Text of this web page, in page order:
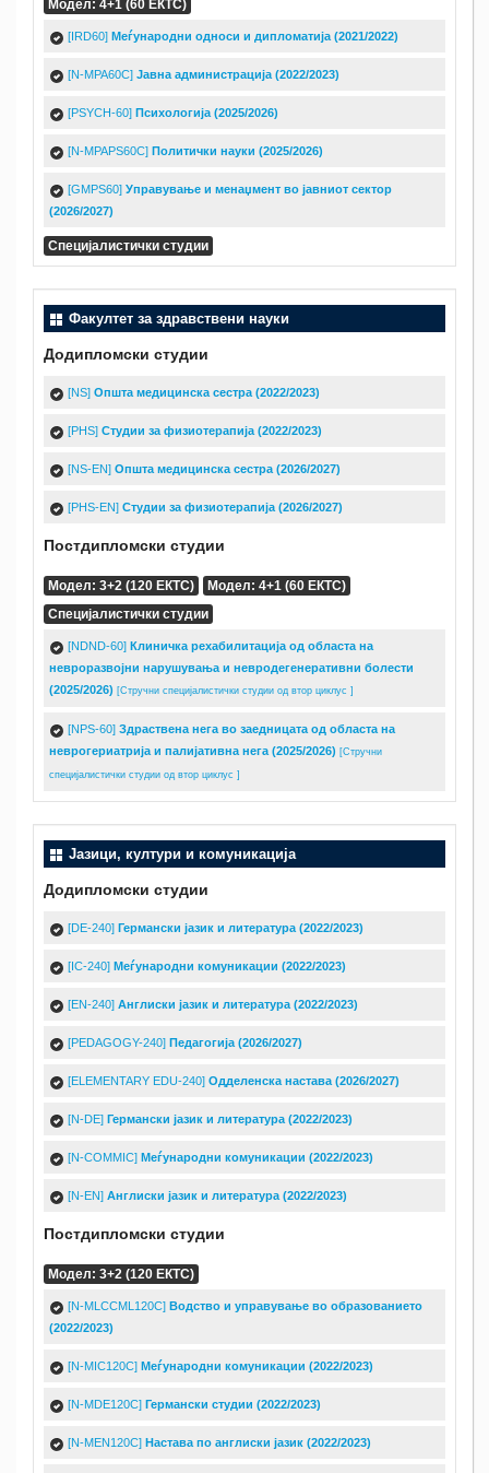
Модел: 4+1 (60 ЕКТС)
[IRD60] Меѓународни односи и дипломатија (2021/2022)
[N-MPA60C] Јавна администрација (2022/2023)
[PSYCH-60] Психологија (2025/2026)
[N-MPAPS60C] Политички науки (2025/2026)
[GMPS60] Упрaвување и менаџмент во јавниот сектор
(2026/2027)
Специјалистички студии
Факултет за здравствени науки
Додипломски студии
[NS] Општа медицинска сестра (2022/2023)
[PHS] Студии за физиотерапија (2022/2023)
[NS-EN] Општа медицинска сестра (2026/2027)
[PHS-EN] Студии за физиотерапија (2026/2027)
Постдипломски студии
Модел: 3+2 (120 ЕКТС)
Модел: 4+1 (60 ЕКТС)
Специјалистички студии
[NDND-60] Клиничка рехабилитација од областа на
невроразвојни нарушувања и невродегенеративни болести
(2025/2026) [Стручни специјалистички студии од втор циклус ]
[NPS-60] Здраствена нега во заедницата од областа на
неврогериатрија и палијативна нега (2025/2026) [Стручни
специјалистички студии од втор циклус ]
Јазици, култури и комуникација
Додипломски студии
[DE-240] Германски јазик и литература (2022/2023)
[IC-240] Меѓународни комуникации (2022/2023)
[EN-240] Англиски јазик и литература (2022/2023)
[PEDAGOGY-240] Педагогија (2026/2027)
[ELEMENTARY EDU-240] Одделенска настава (2026/2027)
[N-DE] Германски јазик и литература (2022/2023)
[N-COMMIC] Меѓународни комуникации (2022/2023)
[N-EN] Англиски јазик и литература (2022/2023)
Постдипломски студии
Модел: 3+2 (120 ЕКТС)
[N-MLCCML120C] Водство и управување во образованието
(2022/2023)
[N-MIC120C] Mеѓународни комуникации (2022/2023)
[N-MDE120C] Германски студии (2022/2023)
[N-MEN120C] Настава по англиски јазик (2022/2023)